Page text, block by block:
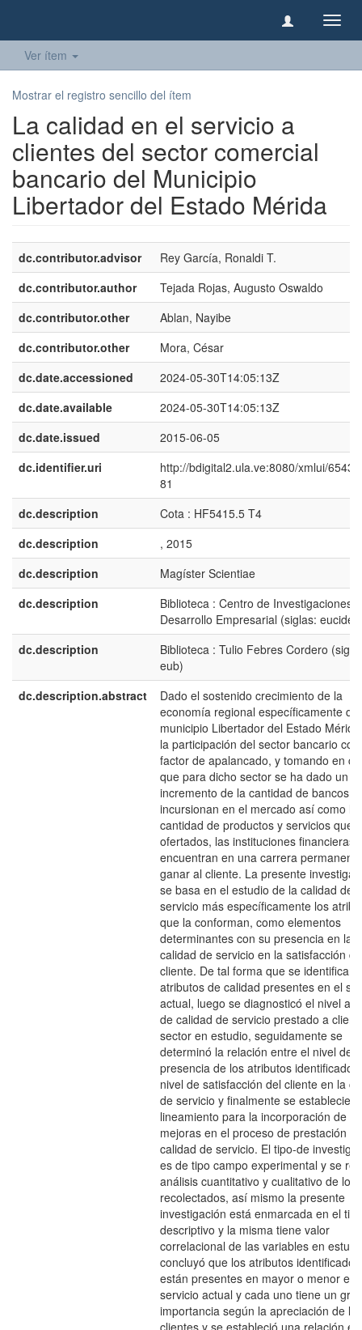
Ver ítem
Mostrar el registro sencillo del ítem
La calidad en el servicio a
clientes del sector comercial
bancario del Municipio
Libertador del Estado Mérida
dc.contributor.advisor
Rey García, Ronaldi T.
dc.contributor.author
Tejada Rojas, Augusto Oswaldo
dc.contributor.other
Ablan, Nayibe
dc.contributor.other
Mora, César
dc.date.accessioned
2024-05-30T14:05:13Z
dc.date.available
2024-05-30T14:05:13Z
dc.date.issued
2015-06-05
dc.identifier.uri
http://bdigital2.ula.ve:8080/xmlui/
81
dc.description
Cota : HF5415.5 T4
dc.description
, 2015
dc.description
Magíster Scientiae
dc.description
Biblioteca : Centro de Investigaciones
Desarrollo Empresarial (siglas: eucide)
dc.description
Biblioteca : Tulio Febres Cordero
eub)
dc.description.abstract
Dado el sostenido crecimiento de la
economía regional específicamente del
municipio Libertador del Estado
la participación del sector bancario
factor de apalancado, y tomando en
que para dicho sector se ha dado un
incremento de la cantidad de bancos
incursionan en el mercado así como la
cantidad de productos y servicios que
ofertados, las instituciones financieras
encuentran en una carrera
ganar al cliente. La presente
se basa en el estudio de la calidad de
servicio más específicamente los
que la conforman, como elementos
determinantes con su presencia en la
calidad de servicio en la satisfacción
cliente. De tal forma que se
atributos de calidad presentes en el
actual, luego se diagnosticó el nivel
de calidad de servicio prestado a
sector en estudio, seguidamente se
determinó la relación entre el nivel de
presencia de los atributos identificados
nivel de satisfacción del cliente en la
de servicio y finalmente se
lineamiento para la incorporación de
mejoras en el proceso de prestación de
calidad de servicio. El tipo-de
es de tipo campo experimental y se
análisis cuantitativo y cualitativo de los
recolectados, así mismo la presente
investigación está enmarcada en el tipo
descriptivo y la misma tiene valor
correlacional de las variables en
concluyó que los atributos identificados
están presentes en mayor o menor en
servicio actual y cada uno tiene un
importancia según la apreciación de los
clientes y se estableció una relación